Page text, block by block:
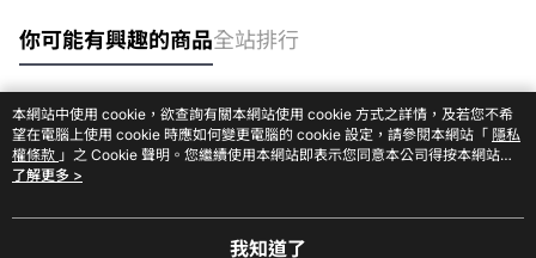
你可能有興趣的商品全站排行
熱門標籤
本網站中使用 cookie，欲查詢有關本網站使用 cookie 方式之詳情，及若您不希
望在電腦上使用 cookie 時應如何變更電腦的 cookie 設定，請參閱本網站「 隱私
權條款 」之 Cookie 聲明。您繼續使用本網站即表示您同意本公司得按本網站使
用條款之 Cookie 聲明使用 cookie。
了解更多 >
我知道了